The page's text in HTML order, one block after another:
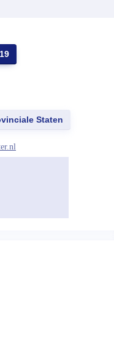
Staten